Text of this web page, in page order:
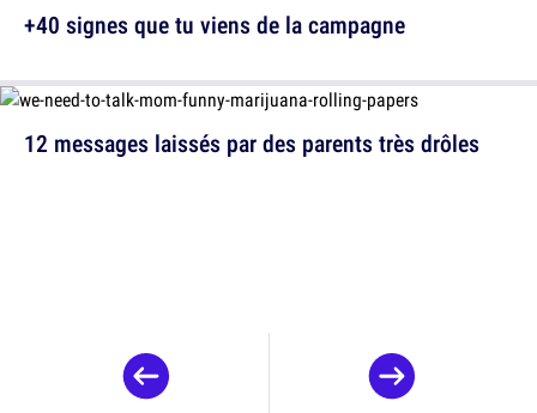
12 messages laissés par des parents très drôles
+40 signes que tu viens de la campagne